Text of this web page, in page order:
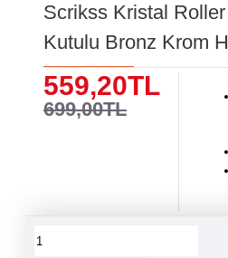
Scrikss Kristal
Kutulu Bronz Krom
559,20TL
699,00TL